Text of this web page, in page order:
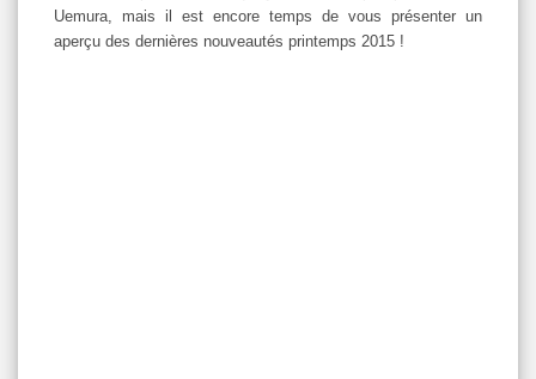
Uemura, mais il est encore temps de vous présenter un
aperçu des dernières nouveautés printemps 2015 !